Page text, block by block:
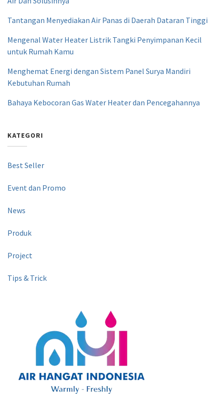
Tantangan Menyediakan Air Panas di Daerah Dataran Tinggi
Mengenal Water Heater Listrik Tangki Penyimpanan Kecil
untuk Rumah Kamu
Menghemat Energi dengan Sistem Panel Surya Mandiri
Kebutuhan Rumah
Bahaya Kebocoran Gas Water Heater dan Pencegahannya
KATEGORI
Best Seller
Event dan Promo
News
Produk
Project
Tips & Trick